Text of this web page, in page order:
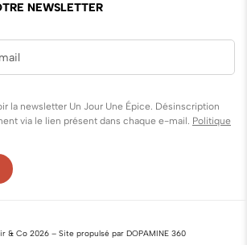
NEWSLETTER
la newsletter Un Jour Une Épice. Désinscription
via le lien présent dans chaque e-mail. Politique
& Co2026 – Site propulsé par DOPAMINE 360